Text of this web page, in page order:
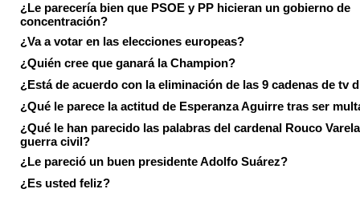
¿Le parecería bien que PSOE y PP hicieran un gobierno de
concentración?
¿Va a votar en las elecciones europeas?
¿Quién cree que ganará la Champion?
¿Está de acuerdo con la eliminación de las 9 cadenas de tv
¿Qué le parece la actitud de Esperanza Aguirre tras ser
¿Qué le han parecido las palabras del cardenal Rouco
guerra civil?
¿Le pareció un buen presidente Adolfo Suárez?
¿Es usted feliz?